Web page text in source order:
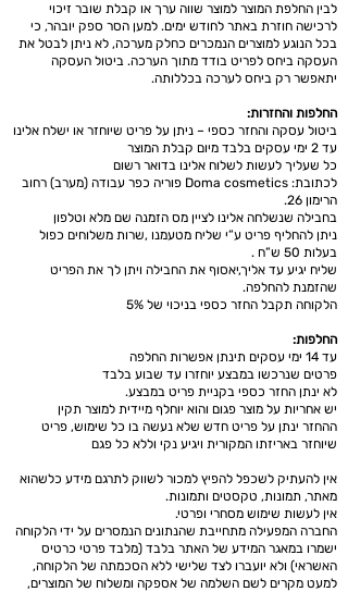
לבין החלפת המוצר למוצר שווה ערך או קבלת שובר זיכוי
לרכישה חוזרת באתר לחודש ימים. למען הסר ספק יובהר, כי
בכל הנוגע למוצרים הנמכרים כחלק מערכה, לא ניתן לבטל את
העסקה ביחס לפריט בודד מתוך הערכה. ביטול העסקה
יתאפשר רק ביחס לערכה בכללותה.
החלפות והחזרות:
ביטול עסקה והחזר כספי – ניתן על פריט שיוחזר או ישלח אלינו
עד 2 ימי עסקים בלבד מיום קבלת המוצר
כל שעליך לעשות לשלוח אלינו בדואר רשום
לכתובת: Doma cosmetics פוריה כפר עבודה (מערב) רחוב
הרימון 26.
בחבילה שנשלחה אלינו לציין מס הזמנה שם מלא וטלפון
ניתן להחליף פריט ע”י שליח מטעמנו ,שרות משלוחים כפול
בעלות 50 ש”ח .
שליח יגיע עד אליך,יאסוף את החבילה ויתן לך את הפריט
שהזמנת להחלפה.
הלקוחה תקבל החזר כספי בניכוי של 5%
החלפות:
עד 14 ימי עסקים תינתן אפשרות החלפה
פרטים שנרכשו במבצע יוחזרו עד שבוע בלבד
לא ינתן החזר כספי בקניית פריט במבצע.
יש אחריות על מוצר פגום והוא יוחלף מיידית למוצר תקין
ההחזר ינתן על פריט חדש שלא נעשה בו כל שימוש, פריט
שיוחזר באריזתו המקורית ויגיע נקי וללא כל פגם
אין להעתיק לשכפל להפיץ למכור לשווק לתרגם מידע כלשהוא
מאתר, תמונות, טקסטים ותמונות.
אין לעשות שימוש מסחרי ופרטי.
החברה המפעילה מתחייבת שהנתונים הנמסרים על ידי הלקוחה
ישמרו במאגר המידע של האתר בלבד (מלבד פרטי כרטיס
האשראי) ולא יועברו לצד שלישי ללא הסכמתה של הלקוחה,
למעט מקרים לשם השלמה של אספקה ומשלוח של המוצרים,